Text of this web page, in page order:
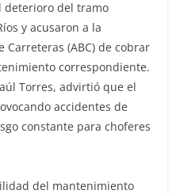
deterioro del tramo
y acusaron a la
(ABC) de cobrar
correspondiente.
Torres, advirtió que el
accidentes de
constante para choferes
del mantenimiento